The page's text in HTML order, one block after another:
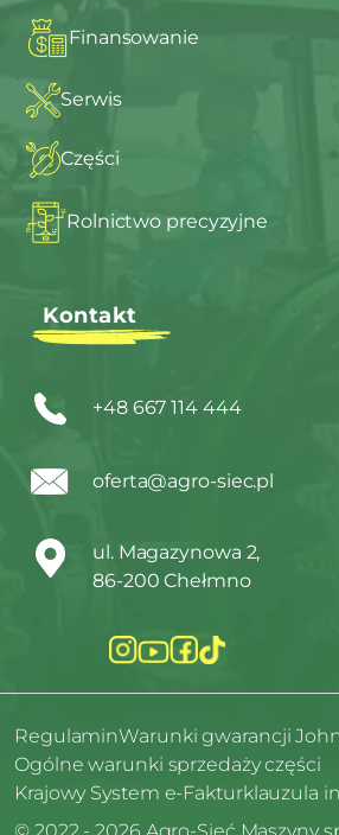
Finansowanie
Serwis
Części
Rolnictwo precyzyjne
Kontakt
+48 667 114 444
oferta@agro-siec.pl
ul. Magazynowa 2,
86-200 Chełmno
RegulaminWarunki gwarancji
Ogólne warunki sprzedaży części
Krajowy System e-Fakturklauzula